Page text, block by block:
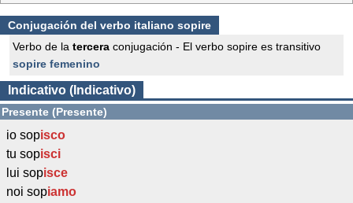
Conjugación del verbo italiano sopire
Verbo de la tercera conjugación - El verbo sopire es transitivo
sopire femenino
Indicativo (Indicativo)
Presente (Presente)
io sopisco
tu sopisci
lui sopisce
noi sopiamo